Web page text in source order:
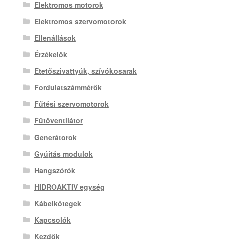
Elektromos motorok
Elektromos szervomotorok
Ellenállások
Érzékelők
Etetőszivattyúk, szívókosarak
Fordulatszámmérők
Fűtési szervomotorok
Fűtőventilátor
Generátorok
Gyújtás modulok
Hangszórók
HIDROAKTIV egység
Kábelkötegek
Kapcsolók
Kezdők